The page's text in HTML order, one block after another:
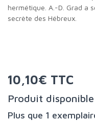
hermétique. A.-D. Grad a
secrète des Hébreux.
10,10€ TTC
Produit disponible
Plus que 1